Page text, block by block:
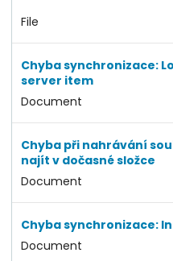
File
Chyba synchronizace:
server item
Document
Chyba při nahrávání
najít v dočasné složce
Document
Chyba synchronizace:
Document